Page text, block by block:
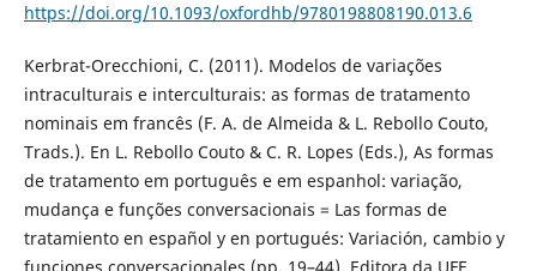
https://doi.org/10.1093/oxfordhb/9780198808190.013.6
Kerbrat-Orecchioni, C. (2011). Modelos de variações
intraculturais e interculturais: as formas de tratamento
nominais em francês (F. A. de Almeida & L. Rebollo Couto,
Trads.). En L. Rebollo Couto & C. R. Lopes (Eds.), As formas
de tratamento em português e em espanhol: variação,
mudança e funções conversacionais = Las formas de
tratamiento en español y en portugués: Variación, cambio y